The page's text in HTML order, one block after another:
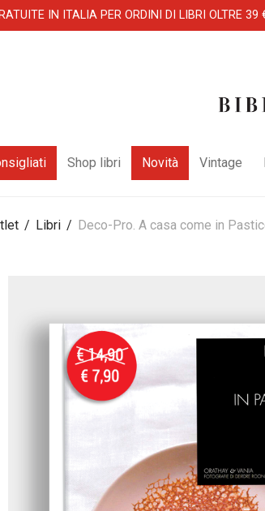
IN ITALIA PER ORDINI DI LIBRI OLTRE 39
Shop libri Novità Vintage
/ Libri / Deco-Pro. A casa come in